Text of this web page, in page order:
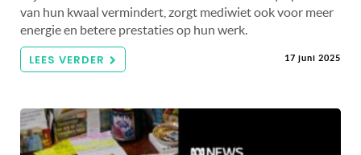
van hun kwaal vermindert, zorgt mediwiet ook voor meer
energie en betere prestaties op hun werk.
LEES VERDER 17 juni 2025